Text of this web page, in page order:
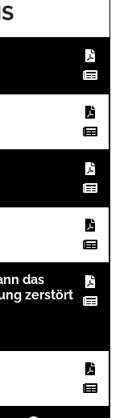
das
zerstört